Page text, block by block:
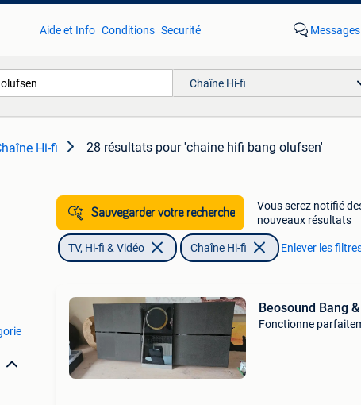
Aide et Info Conditions Securité Messages
Chaîne Hi-fi
Hi-fi 28 résultats pour 'chaine hifi bang olufsen'
Sauvegarder votre recherche
Vous serez notifié
nouveaux résultats
TV, Hi-fi & Vidéo Chaîne Hi-fi Enlever les
Beosound Bang
Fonctionne